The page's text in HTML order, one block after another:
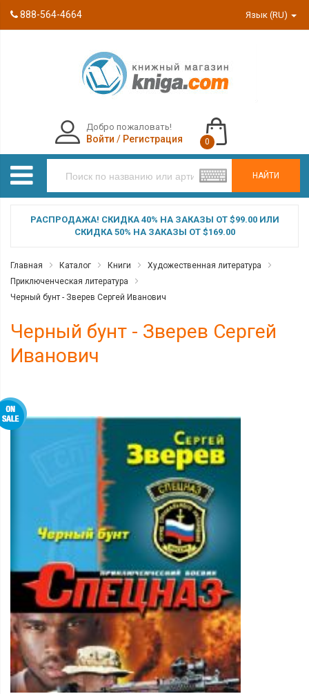
888-564-4664 Язык (RU)
НАЙТИ
Добро пожаловать!
Войти / Регистрация 0
РАСПРОДАЖА! СКИДКА 40% НА ЗАКАЗЫ ОТ $99.00 ИЛИ
СКИДКА 50% НА ЗАКАЗЫ ОТ $169.00
Главная Каталог Книги
Художественная литература
Приключенческая литература
Черный бунт - Зверев Сергей Иванович
Черный бунт - Зверев Сергей
Иванович